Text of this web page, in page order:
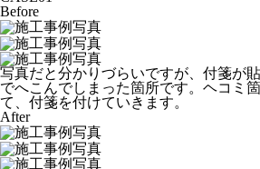
Before
写真だと分かりづらいですが、付箋が
でへこんでしまった箇所です。ヘコミ
て、付箋を付けていきます。
After